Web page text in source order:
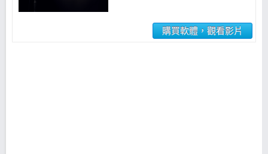
購買軟體，觀看影片